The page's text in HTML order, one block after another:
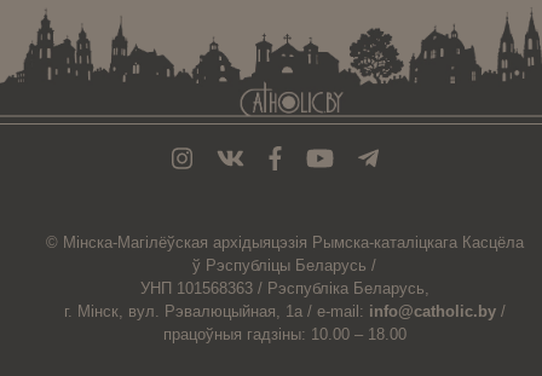
© Мiнска-Магiлёўская архiдыяцэзiя Рымска-каталіцкага Касцёла
ў Рэспубліцы Беларусь /
УНП 101568363 / Рэспубліка Беларусь,
г. Мінск, вул. Рэвалюцыйная, 1а / e-mail: info@catholic.by /
працоўныя гадзіны: 10.00 – 18.00